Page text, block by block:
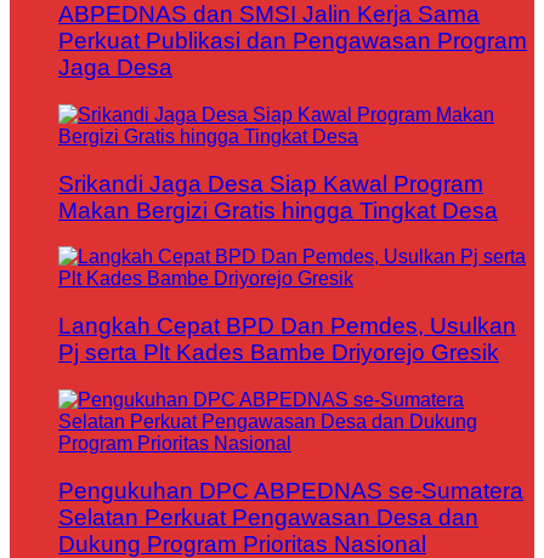
ABPEDNAS dan SMSI Jalin Kerja Sama
Perkuat Publikasi dan Pengawasan Program
Jaga Desa
Srikandi Jaga Desa Siap Kawal Program
Makan Bergizi Gratis hingga Tingkat Desa
Langkah Cepat BPD Dan Pemdes, Usulkan
Pj serta Plt Kades Bambe Driyorejo Gresik
Pengukuhan DPC ABPEDNAS se-Sumatera
Selatan Perkuat Pengawasan Desa dan
Dukung Program Prioritas Nasional